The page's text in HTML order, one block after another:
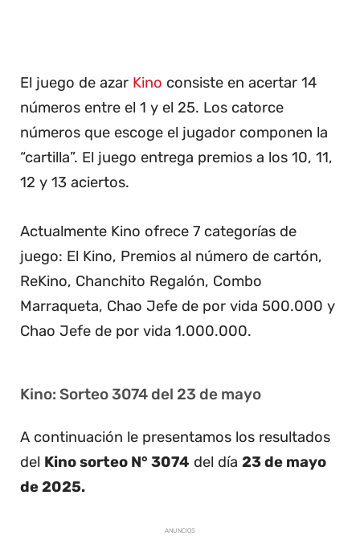
El juego de azar Kino consiste en acertar 14
números entre el 1 y el 25. Los catorce
números que escoge el jugador componen la
“cartilla”. El juego entrega premios a los 10, 11,
12 y 13 aciertos.
Actualmente Kino ofrece 7 categorías de
juego: El Kino, Premios al número de cartón,
ReKino, Chanchito Regalón, Combo
Marraqueta, Chao Jefe de por vida 500.000 y
Chao Jefe de por vida 1.000.000.
Kino: Sorteo 3074 del 23 de mayo
A continuación le presentamos los resultados
del Kino sorteo N° 3074 del día 23 de mayo
de 2025.
ANUNCIOS